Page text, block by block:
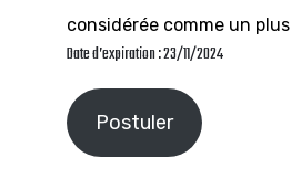
considérée comme un plus
Date d’expiration : 23/11/2024
Postuler